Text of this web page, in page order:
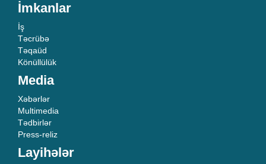
İmkanlar
İş
Təcrübə
Təqaüd
Könüllülük
Media
Xəbərlər
Multimedia
Tədbirlər
Press-reliz
Layihələr